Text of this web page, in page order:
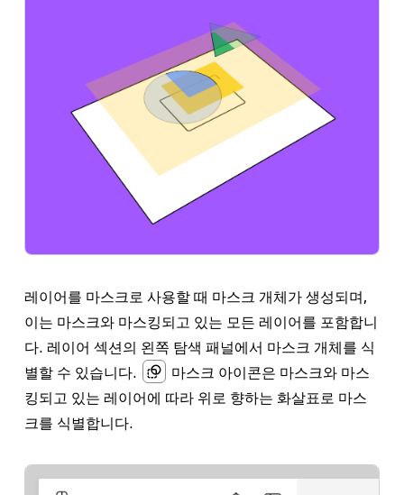
레이어를 마스크로 사용할 때 마스크 개체가 생성되며,
이는 마스크와 마스킹되고 있는 모든 레이어를 포함합니
다. 레이어 섹션의 왼쪽 탐색 패널에서 마스크 개체를 식
별할 수 있습니다.
마스크 아이콘은 마스크와 마스
킹되고 있는 레이어에 따라 위로 향하는 화살표로 마스
크를 식별합니다.